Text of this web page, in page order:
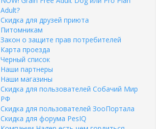
Adult?
Скидка для друзей приюта
Питомникам
Закон о защите прав потребителей
Карта проезда
Черный список
Наши партнеры
Наши магазины
Скидка для пользователей Собачий Мир
РФ
Скидка для пользователей ЗооПортала
Скидка для форума PesIQ